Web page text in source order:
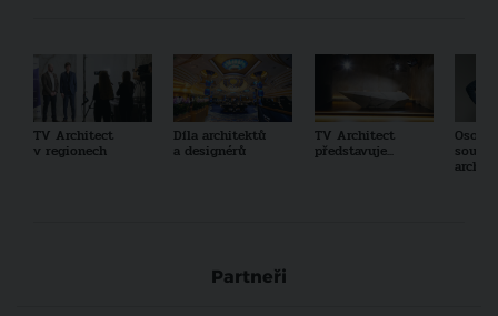
TV Architect
v regionech
Díla architektů
a designérů
TV Architect
představuje...
Partneři